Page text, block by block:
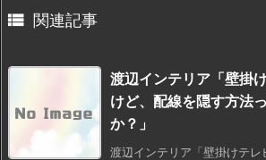
 関連記事
渡辺インテリア「壁掛
けど、配線を隠す方法
か？」
渡辺インテリア「壁掛けテレ